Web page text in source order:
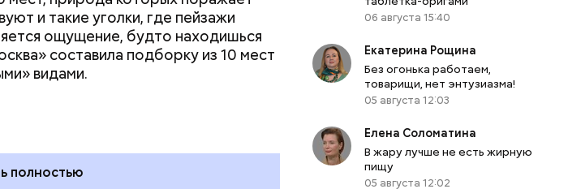
и такие уголки, где пейзажи
ощущение, будто находишься
составила подборку из 10 мест
видами.
полностьюкоторый начинал с работы в
06 августа 15:40
Екатерина Рощина
Без огонька работаем,
товарищи, нет энтузиазма!
05 августа 12:03
Елена Соломатина
В жару лучше не есть жирную
пищу
05 августа 12:02